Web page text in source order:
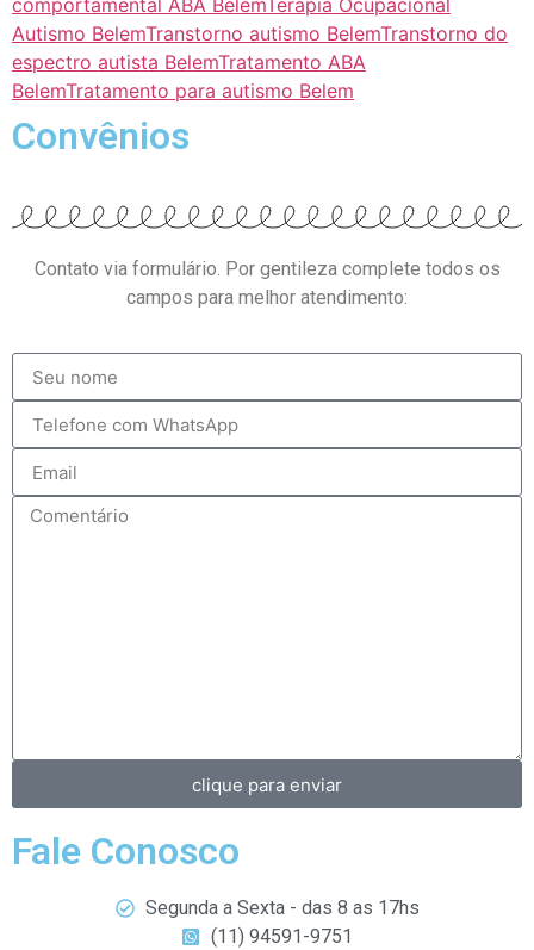
Autismo BelemTranstorno autismo BelemTranstorno do
espectro autista BelemTratamento ABA
BelemTratamento para autismo Belem
Convênios
Contato via formulário. Por gentileza complete todos os
campos para melhor atendimento:
clique para enviar
Fale Conosco
Segunda a Sexta - das 8 as 17hs
(11) 94591-9751